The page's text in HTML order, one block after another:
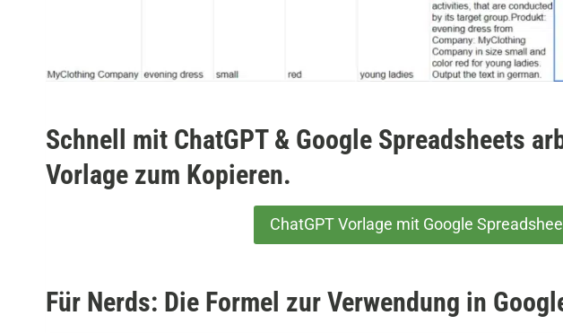
Schnell mit ChatGPT & Google Spreadsheets
Vorlage zum Kopieren.
ChatGPT Vorlage mit Google
Für Nerds: Die Formel zur Verwendung in